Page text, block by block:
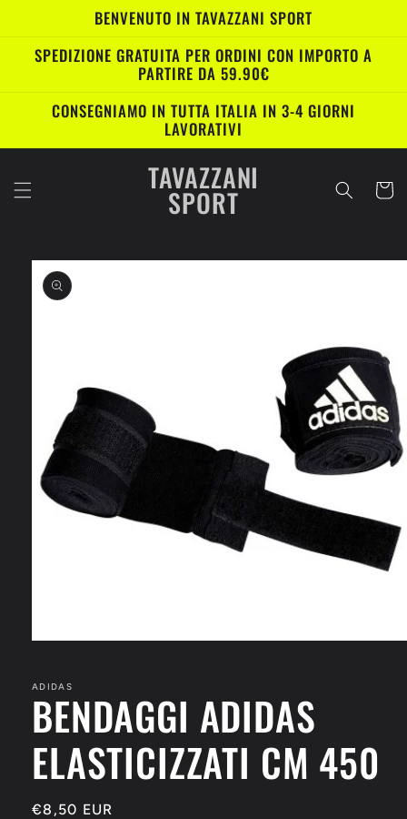
direttamenteBENVENUTO IN TAVAZZANI SPORT
SPEDIZIONE GRATUITA PER ORDINI CON IMPORTO A
PARTIRE DA 59.90€
CONSEGNIAMO IN TUTTA ITALIA IN 3-4 GIORNI
LAVORATIVI
TAVAZZANI
SPORT Carrello
Passa alle
informazioni
sul prodotto
1
in
finestra
modale
ADIDAS
BENDAGGI ADIDAS
ELASTICIZZATI CM 450
Prezzo
€8,50 EUR